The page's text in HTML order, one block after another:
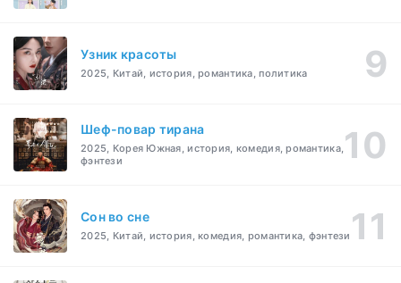
Узник красоты
2025, Китай, история, романтика, политика
Шеф-повар тирана
2025, Корея Южная, история, комедия, романтика,
фэнтези
Cон во сне
2025, Китай, история, комедия, романтика, фэнтези